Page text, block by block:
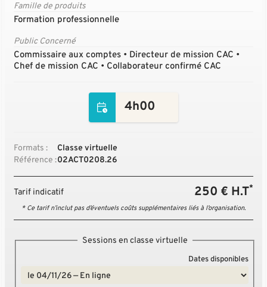
Famille de produits
Formation professionnelle
Public Concerné
Commissaire aux comptes • Directeur de mission CAC •
Chef de mission CAC • Collaborateur confirmé CAC
4h00
Formats :
Classe virtuelle
Référence :02ACT0208.26
Tarif indicatif 250 € H.T*
* Ce tarif n’inclut pas d’éventuels coûts supplémentaires liés à l’organisation.
Sessions en classe virtuelle
Dates disponibles